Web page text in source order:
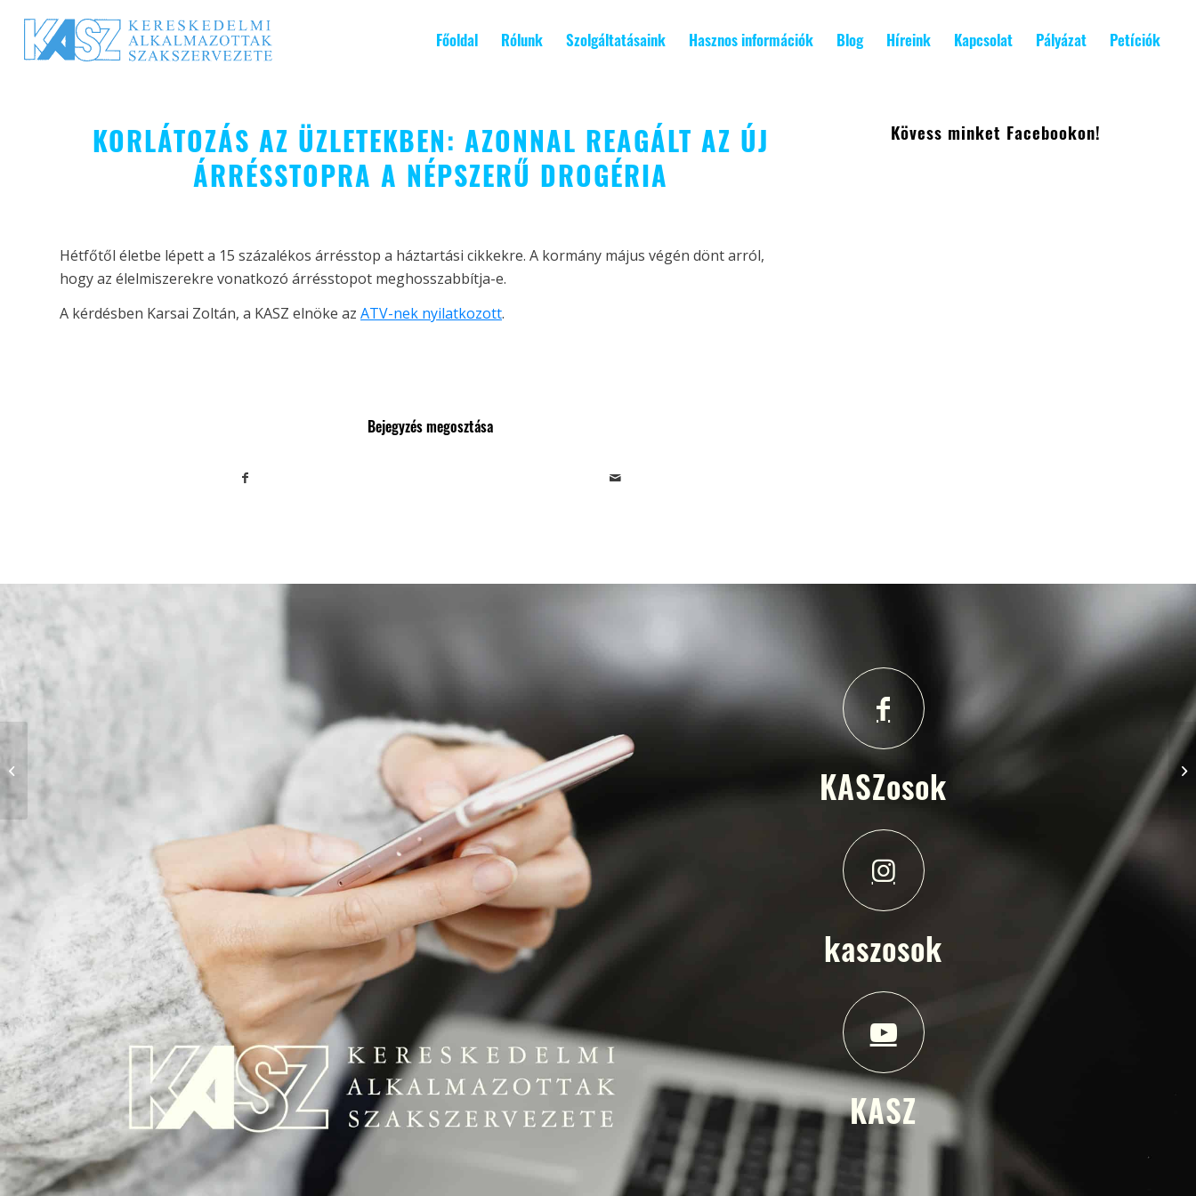
Főoldal Rólunk Szolgáltatásaink Hasznos információk Blog Híreink Kapcsolat Pályázat Petíciók
KORLÁTOZÁS AZ ÜZLETEKBEN: AZONNAL REAGÁLT AZ ÚJ
ÁRRÉSSTOPRA A NÉPSZERŰ DROGÉRIA
Hétfőtől életbe lépett a 15 százalékos árrésstop a háztartási cikkekre. A kormány május végén dönt arról,
hogy az élelmiszerekre vonatkozó árrésstopot meghosszabbítja-e.
A kérdésben Karsai Zoltán, a KASZ elnöke az ATV-nek nyilatkozott.
Bejegyzés megosztása
Kövess minket Facebookon!
KASZosok
kaszosok
KASZ
bértárgyalások...